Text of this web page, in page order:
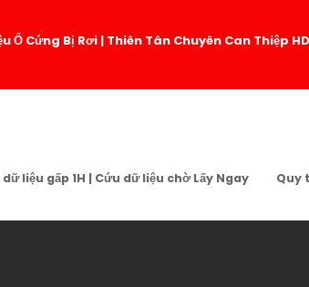
Ổ Cứng Bị Rơi | Thiên Tân Chuyên Can Thiệp
dữ liệu gấp 1H | Cứu dữ liệu chờ Lấy Ngay Quy